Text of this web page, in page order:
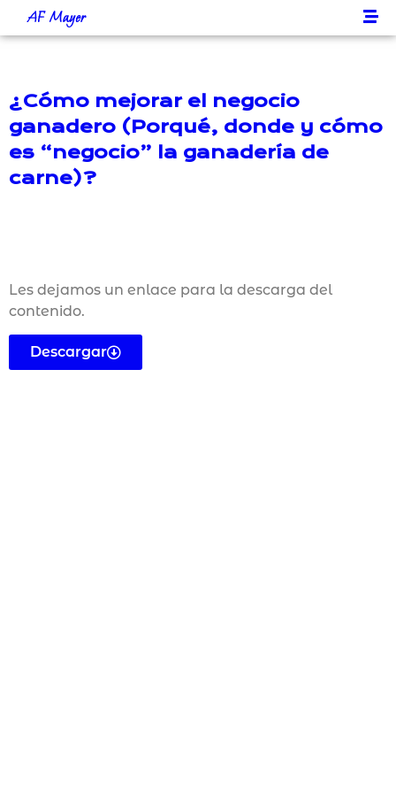
AF Mayer
¿Cómo mejorar el negocio
ganadero (Porqué, donde y cómo
es “negocio” la ganadería de
carne)?
Les dejamos un enlace para la descarga del
contenido.
Descargar